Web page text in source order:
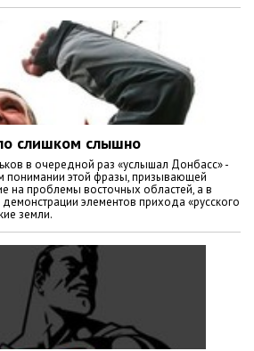
слишком слышно
в очередной раз «услышал Донбасс» -
понимании этой фразы, призывающей
на проблемы восточных областей, а в
элементов прихода «русского
земли.